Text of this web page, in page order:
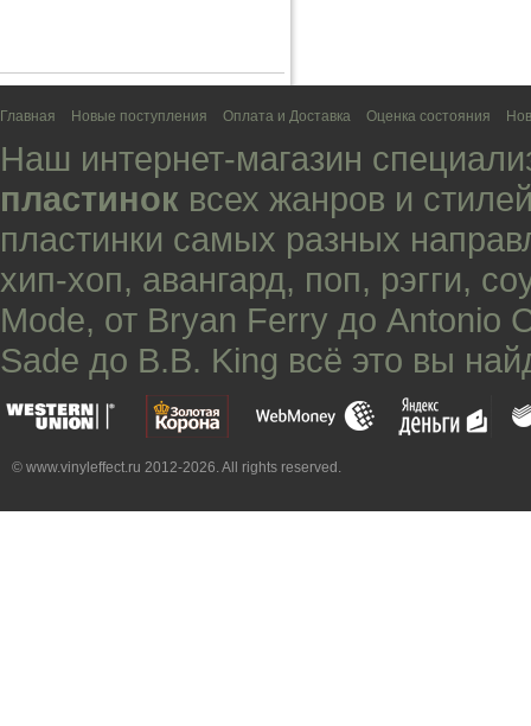
Главная Новые поступления Оплата и Доставка Оценка состояния
Наш интернет-магазин
пластинок всех жанров и
пластинки самых разных
хип-хоп, авангард, поп, рэгги,
Mode, от Bryan Ferry до Antonio
Sade до B.B. King всё это вы
© www.vinyleffect.ru 2012-2026. All rights reserved.